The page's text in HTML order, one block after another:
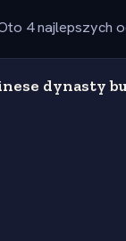
4 najlepszych
dynasty